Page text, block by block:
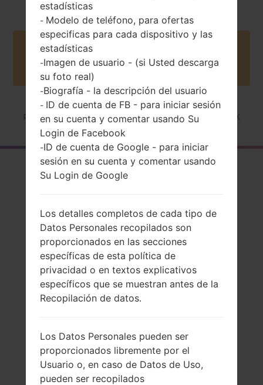
Buy accessories on Amazon
Página principal → Serie →LG F70 LTE → LGD315K
El resumen
akaLG F70 LTE
Comparar
estadísticas
- Modelo de teléfono, para ofertas
especificas para cada dispositivo y las
estadísticas
-Imagen de usuario - (si Usted descarga
su foto real)
-Biografía - la descripción del usuario
- ID de cuenta de FB - para iniciar sesión
en su cuenta y comentar usando Su
Login de Facebook
-ID de cuenta de Google - para iniciar
sesión en su cuenta y comentar usando
Su Login de Google
Los detalles completos de cada tipo de
Datos Personales recopilados son
proporcionados en las secciones
específicas de esta política de
privacidad o en textos explicativos
específicos que se muestran antes de la
Recopilación de datos.
Los Datos Personales pueden ser
proporcionados libremente por el
Usuario o, en caso de Datos de Uso,
pueden ser recopilados